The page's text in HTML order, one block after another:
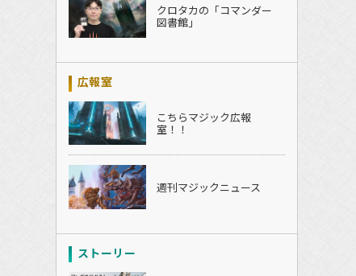
クロタカの「コマンダー
図書館」
広報室
こちらマジック広報
室！！
週刊マジックニュース
ストーリー